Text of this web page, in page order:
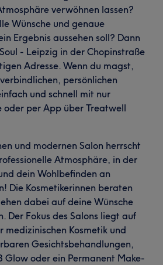
verwöhnen lassen?
Wünsche und genaue
Ergebnis aussehen soll? Dann
- Leipzig in der Chopinstraße
Adresse. Wenn du magst,
persönlichen
und schnell mit nur
oder per App über Treatwell
und modernen Salon herrscht
Atmosphäre, in der
dein Wohlbefinden an
Die Kosmetikerinnen beraten
dabei auf deine Wünsche
Der Fokus des Salons liegt auf
Kosmetik und
Gesichtsbehandlungen,
Glow oder ein Permanent Make-